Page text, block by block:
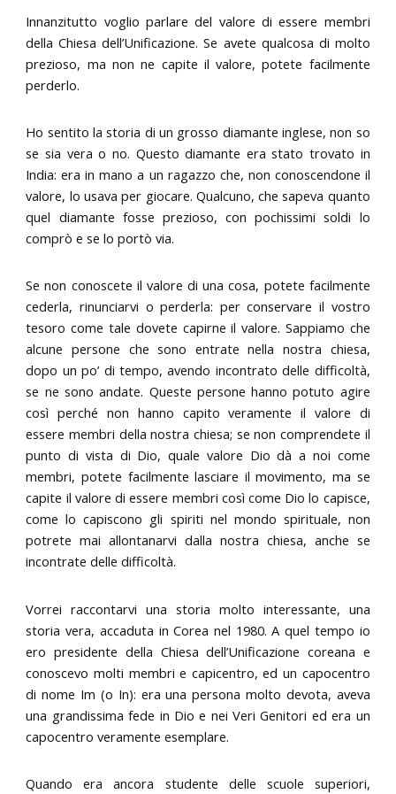
Innanzitutto voglio parlare del valore di essere membri
della Chiesa dell’Unificazione. Se avete qualcosa di molto
prezioso, ma non ne capite il valore, potete facilmente
perderlo.
Ho sentito la storia di un grosso diamante inglese, non so
se sia vera o no. Questo diamante era stato trovato in
India: era in mano a un ragazzo che, non conoscendone il
valore, lo usava per giocare. Qualcuno, che sapeva quanto
quel diamante fosse prezioso, con pochissimi soldi lo
comprò e se lo portò via.
Se non conoscete il valore di una cosa, potete facilmente
cederla, rinunciarvi o perderla: per conservare il vostro
tesoro come tale dovete capirne il valore. Sappiamo che
alcune persone che sono entrate nella nostra chiesa,
dopo un po’ di tempo, avendo incontrato delle difficoltà,
se ne sono andate. Queste persone hanno potuto agire
così perché non hanno capito veramente il valore di
essere membri della nostra chiesa; se non comprendete il
punto di vista di Dio, quale valore Dio dà a noi come
membri, potete facilmente lasciare il movimento, ma se
capite il valore di essere membri così come Dio lo capisce,
come lo capiscono gli spiriti nel mondo spirituale, non
potrete mai allontanarvi dalla nostra chiesa, anche se
incontrate delle difficoltà.
Vorrei raccontarvi una storia molto interessante, una
storia vera, accaduta in Corea nel 1980. A quel tempo io
ero presidente della Chiesa dell’Unificazione coreana e
conoscevo molti membri e capicentro, ed un capocentro
di nome Im (o In): era una persona molto devota, aveva
una grandissima fede in Dio e nei Veri Genitori ed era un
capocentro veramente esemplare.
Quando era ancora studente delle scuole superiori,